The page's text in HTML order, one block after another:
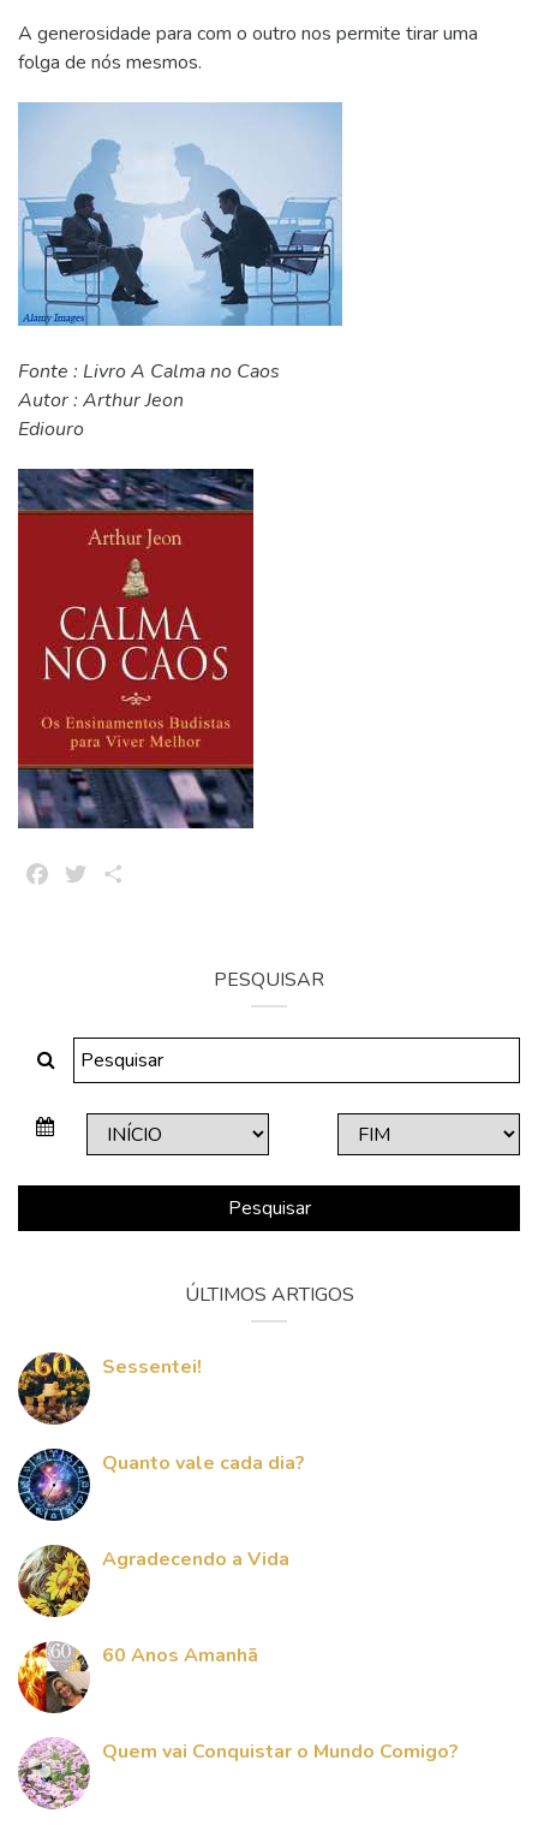
A generosidade para com o outro nos permite tirar uma
folga de nós mesmos.
Fonte : Livro A Calma no Caos
Autor : Arthur Jeon
Ediouro
FacebookTwitter
PESQUISAR
Pesquisar
ÚLTIMOS ARTIGOS
Sessentei!
Quanto vale cada dia?
Agradecendo a Vida
60 Anos Amanhã
Quem vai Conquistar o Mundo Comigo?